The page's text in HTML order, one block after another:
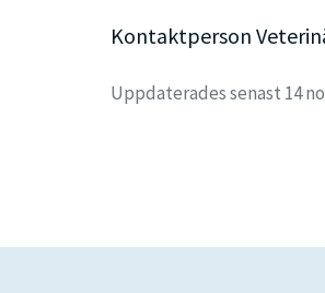
Kontaktperson
Uppdaterades senast 14